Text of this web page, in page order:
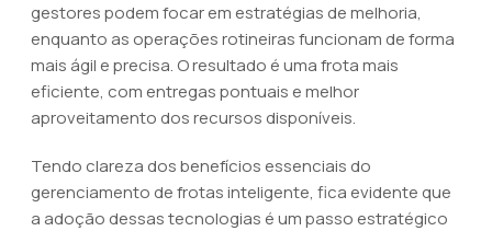
gestores podem focar em estratégias de melhoria,
enquanto as operações rotineiras funcionam de forma
mais ágil e precisa. O resultado é uma frota mais
eficiente, com entregas pontuais e melhor
aproveitamento dos recursos disponíveis.
Tendo clareza dos benefícios essenciais do
gerenciamento de frotas inteligente, fica evidente que
a adoção dessas tecnologias é um passo estratégico